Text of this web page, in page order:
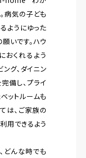
病気の子ども
ようにゆった
いです。ハウ
おくれるよう
グ、ダイニン
備し、プライ
ットルームも
は、ご家族の
用できるよう
んな時でも